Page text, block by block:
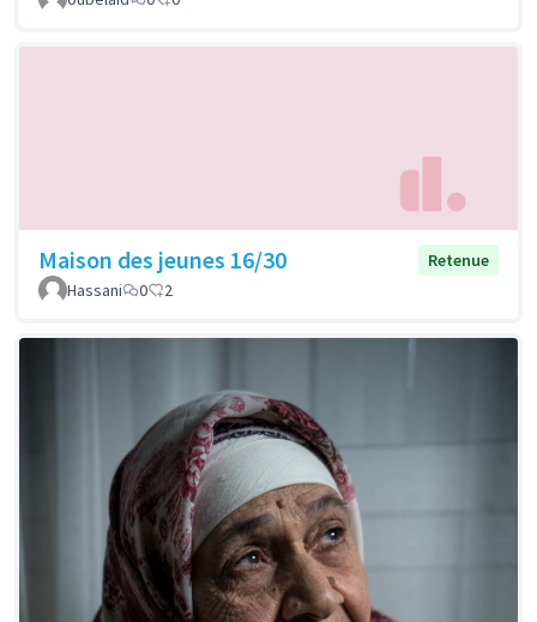
Maison des jeunes 16/30
Retenue
Hassani
0 2